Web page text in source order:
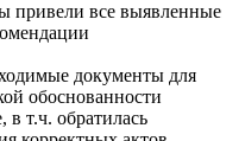
привели все выявленные
документы для
обоснованности
в т.ч. обратилась